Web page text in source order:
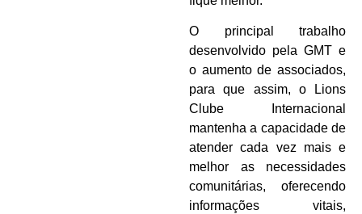
O principal trabalho
desenvolvido pela GMT e
o aumento de associados,
para que assim, o Lions
Clube Internacional
mantenha a capacidade de
atender cada vez mais e
melhor as necessidades
comunitárias, oferecendo
informações vitais,